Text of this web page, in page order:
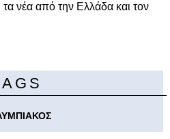
τα νέα από την Ελλάδα και τον